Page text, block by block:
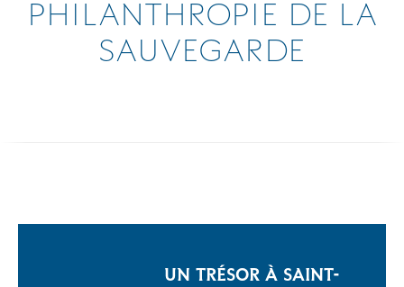
PHILANTHROPIE DE LA
SAUVEGARDE
UN TRÉSOR À SAINT-